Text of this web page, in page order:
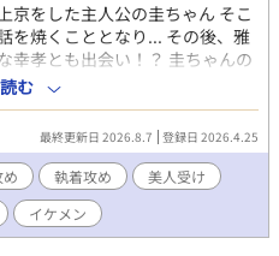
京をした主人公の圭ちゃん そこ
を焼くこととなり... その後、雅
幸孝とも出会い！？ 圭ちゃんの
こに始まる！ 美人で性格男前な
☆ 圭ちゃんも二人にどんどん惹
いていて弟分とは無事に出会え
のヒモ男生活】主人公の亮平の
む
最終更新日 2026.8.7 登録日 2026.4.25
執着攻め
美人受け
イケメン